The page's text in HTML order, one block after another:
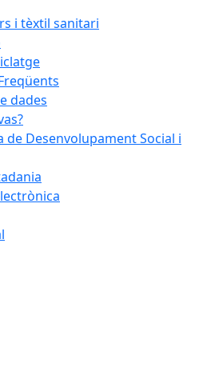
i tèxtil sanitari
dades
de Desenvolupament Social i